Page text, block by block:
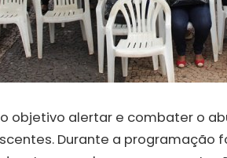
objetivo alertar e combater o
Durante a programação